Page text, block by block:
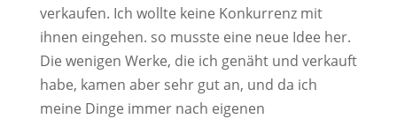
verkaufen. Ich wollte keine Konkurrenz mit
ihnen eingehen. so musste eine neue Idee her.
Die wenigen Werke, die ich genäht und verkauft
habe, kamen aber sehr gut an, und da ich
meine Dinge immer nach eigenen